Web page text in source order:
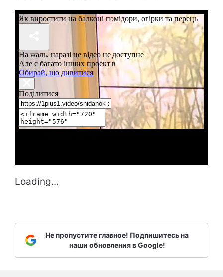
Loading...
Не пропустите главное! Подпишитесь на
наши обновления в Google!